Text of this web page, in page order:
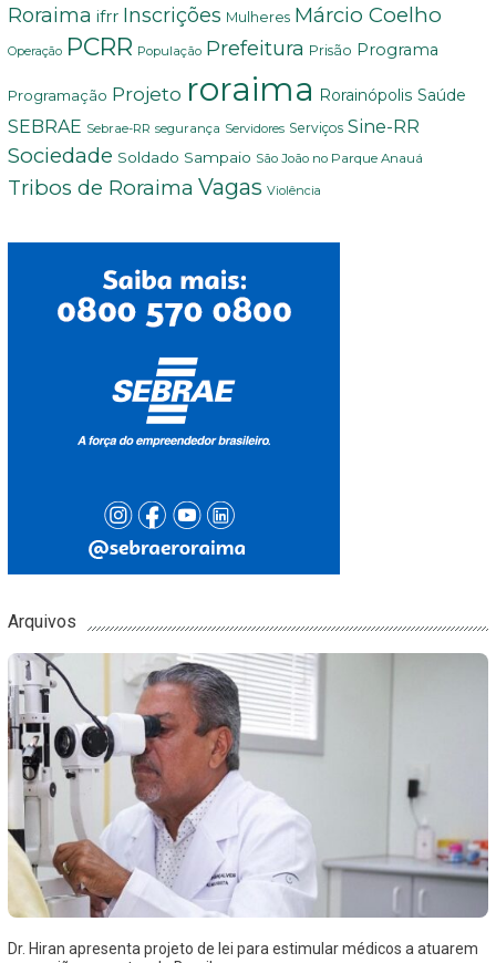
Roraima ifrr Inscrições Mulheres Márcio Coelho
Operação PCRR População Prefeitura Prisão Programa
Programação Projeto roraima Rorainópolis Saúde
SEBRAE Sebrae-RR segurança Servidores Serviços Sine-RR
Sociedade Soldado Sampaio São João no Parque Anauá
Tribos de Roraima Vagas Violência
Arquivos
Dr. Hiran apresenta projeto de lei para estimular médicos a atuarem